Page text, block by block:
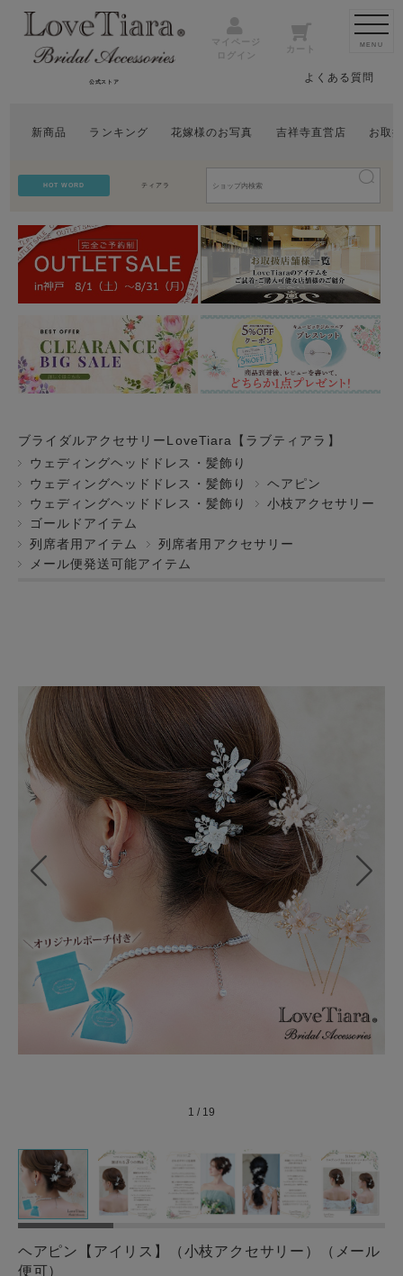
公式ストア
マイページ
ログイン
カート
よくある質問
新商品 ランキング 花嫁様のお写真 吉祥寺直営店 お取
HOT WORD ティアラ
MENU
ブライダルアクセサリーLoveTiara【ラブティアラ】
ウェディングヘッドドレス・髪飾り
ウェディングヘッドドレス・髪飾り
ヘアピン
ウェディングヘッドドレス・髪飾り
小枝アクセサリー
ゴールドアイテム
列席者用アイテム
列席者用アクセサリー
メール便発送可能アイテム
1 / 19
ヘアピン【アイリス】（小枝アクセサリー）（メール
便可）